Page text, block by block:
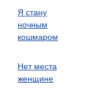
Я стану
ночным
кошмаром
Нет места
женщине